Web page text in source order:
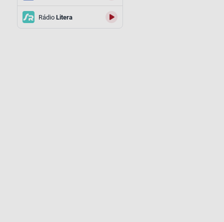
RádioLitera